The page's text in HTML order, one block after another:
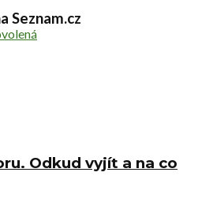
Seznam.cz
Odkud vyjít a na co